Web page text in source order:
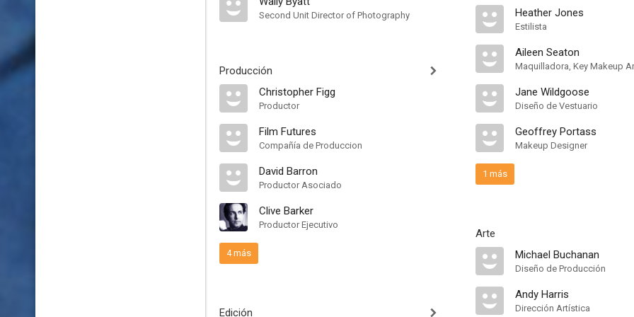
Second Unit Director of Photography
Producción
Christopher Figg
Productor
Film Futures
Compañía de Produccion
David Barron
Productor Asociado
Clive Barker
Productor Ejecutivo
4 más
Edición
Heather Jones
Estilista
Aileen Seaton
Maquilladora, Key Makeup
Jane Wildgoose
Diseño de Vestuario
Geoffrey Portass
Makeup Designer
1 más
Arte
Michael Buchanan
Diseño de Producción
Andy Harris
Dirección Artística